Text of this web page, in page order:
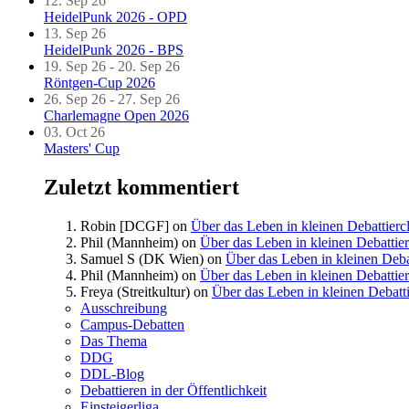
HeidelPunk 2026 - OPD
13. Sep 26
HeidelPunk 2026 - BPS
19. Sep 26 - 20. Sep 26
Röntgen-Cup 2026
26. Sep 26 - 27. Sep 26
Charlemagne Open 2026
03. Oct 26
Masters' Cup
Zuletzt kommentiert
Robin [DCGF] on Über das Leben in kleinen
Phil (Mannheim) on Über das Leben in kleinen
Samuel S (DK Wien) on Über das Leben in kleinen
Phil (Mannheim) on Über das Leben in kleinen
Freya (Streitkultur) on Über das Leben in kleinen
Ausschreibung
Campus-Debatten
Das Thema
DDG
DDL-Blog
Debattieren in der Öffentlichkeit